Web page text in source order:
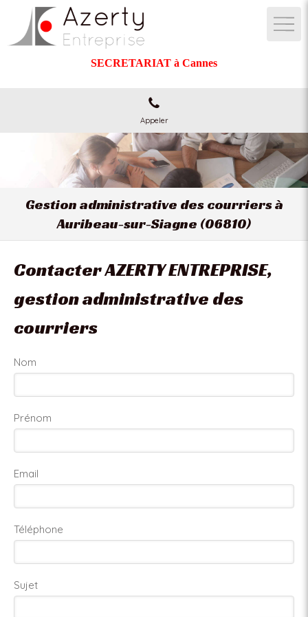
SECRETARIAT à Cannes
Appeler
Gestion administrative des courriers à
Auribeau-sur-Siagne (06810)
Contacter AZERTY ENTREPRISE,
gestion administrative des
courriers
Nom
Prénom
Email
Téléphone
Sujet